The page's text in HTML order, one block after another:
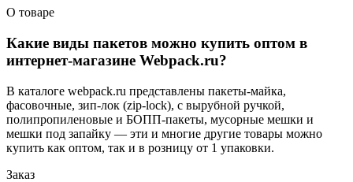
О товаре
Какие виды пакетов можно купить оптом в
интернет-магазине Webpack.ru?
В каталоге webpack.ru представлены пакеты-майка,
фасовочные, зип-лок (zip-lock), с вырубной ручкой,
полипропиленовые и БОПП-пакеты, мусорные мешки и
мешки под запайку — эти и многие другие товары можно
купить как оптом, так и в розницу от 1 упаковки.
Заказ